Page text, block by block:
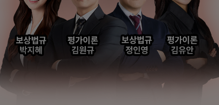
않았을까 생각하고,
주변 분들에게도
감정평가사 시작은
해커스에서 하라고
추천합니다.
GS를 통해 넉넉한 실무
점수를 받으며 합격할 수
있었습니다.